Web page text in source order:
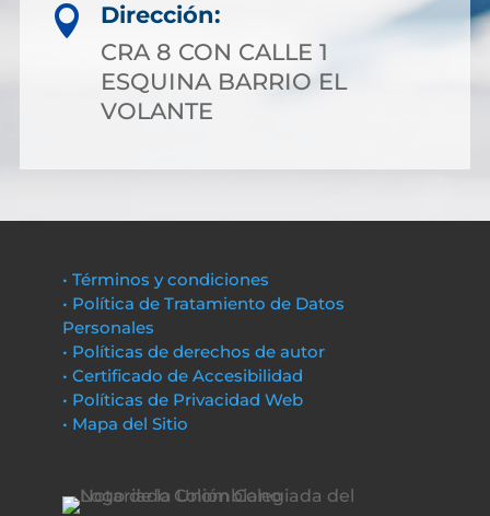

Dirección:
CRA 8 CON CALLE 1
ESQUINA BARRIO EL
VOLANTE
• Términos y condiciones
• Política de Tratamiento de Datos
Personales
• Políticas de derechos de autor
• Certificado de Accesibilidad
• Políticas de Privacidad Web
• Mapa del Sitio